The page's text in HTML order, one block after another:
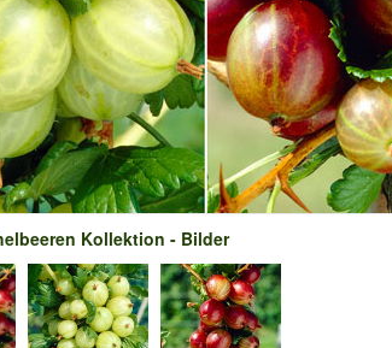
Kollektion - Bilder